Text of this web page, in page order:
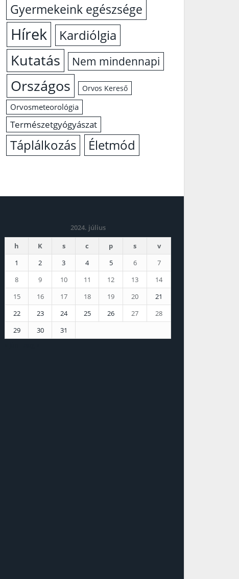
Gyermekeink egészsége
Hírek Kardiólgia
Kutatás Nem mindennapi
Országos Orvos Kereső
Orvosmeteorológia
Természetgyógyászat
Táplálkozás Életmód
2024. július
h
K s c p s
v
1
2 3 4 5 6
7
8
9 10 11 12 13
14
15
16 17 18 19 20
21
22
23 24 25 26 27
28
29
30
31